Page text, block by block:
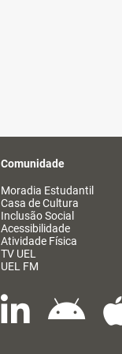
Comunidade
Moradia Estudantil
Casa de Cultura
Inclusão Social
Acessibilidade
Atividade Física
TV UEL
UEL FM